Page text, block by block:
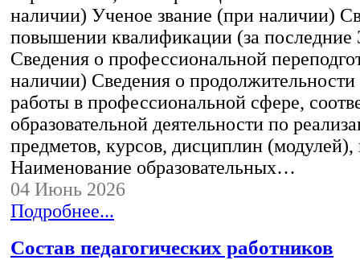
наличии) Ученое звание (при наличии)
повышении квалификации (за последние
Сведения о профессиональной
наличии) Сведения о
работы в профессиональной сфере,
образовательной деятельности по
предметов, курсов, дисциплин (модулей),
Наименование образовательных…
04 Июнь 2026
Подробнее...
Состав педагогических работников